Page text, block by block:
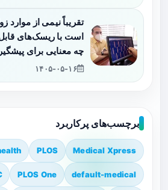
تقریباً نیمی از
است با ریسک‌های
چه معنایی برای
۱۴۰۵-۰۵-۱۶
برچسب‌های پرکاربرد
Medical Xpress
PLOS
default-medical
PLOS One